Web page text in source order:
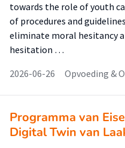
towards the role of youth
of procedures and
eliminate moral hesitancy
hesitation …
2026-06-26
Opvoeding &
Programma van
Digital Twin van